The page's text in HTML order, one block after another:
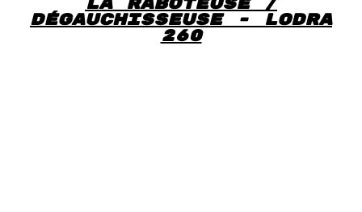
Dégauchisseuse - LODRA
260